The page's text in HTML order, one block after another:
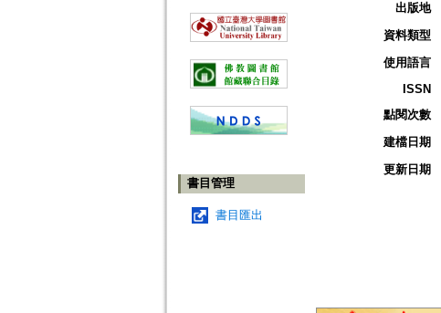
書目管理
書目匯出
出版地
資料類型
使用語言
ISSN
點閱次數
建檔日期
更新日期